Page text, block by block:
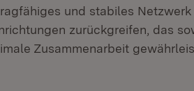
und stabiles
zurückgreifen, das
Zusammenarbeit